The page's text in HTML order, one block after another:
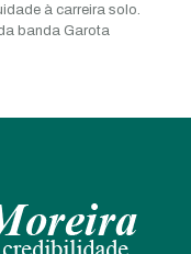
à carreira solo.
banda Garota